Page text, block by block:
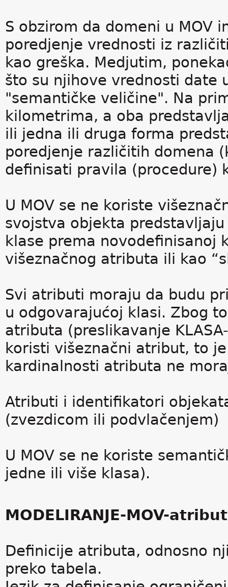
S obzirom da domeni u MOV
poredjenje vrednosti iz
kao greška. Medjutim,
što su njihove vrednosti date
"semantičke veličine". Na
kilometrima, a oba
ili jedna ili druga forma
poredjenje različitih domena
definisati pravila (procedure)
U MOV se ne koriste
svojstva objekta
klase prema novodefinisanoj
višeznačnog atributa ili kao
Svi atributi moraju da budu
u odgovarajućoj klasi. Zbog
atributa (preslikavanje
koristi višeznačni atribut, to
kardinalnosti atributa ne
Atributi i identifikatori
(zvezdicom ili podvlačenjem)
U MOV se ne koriste
jedne ili više klasa).
MODELIRANJE-MOV-
Definicije atributa, odnosno
preko tabela.